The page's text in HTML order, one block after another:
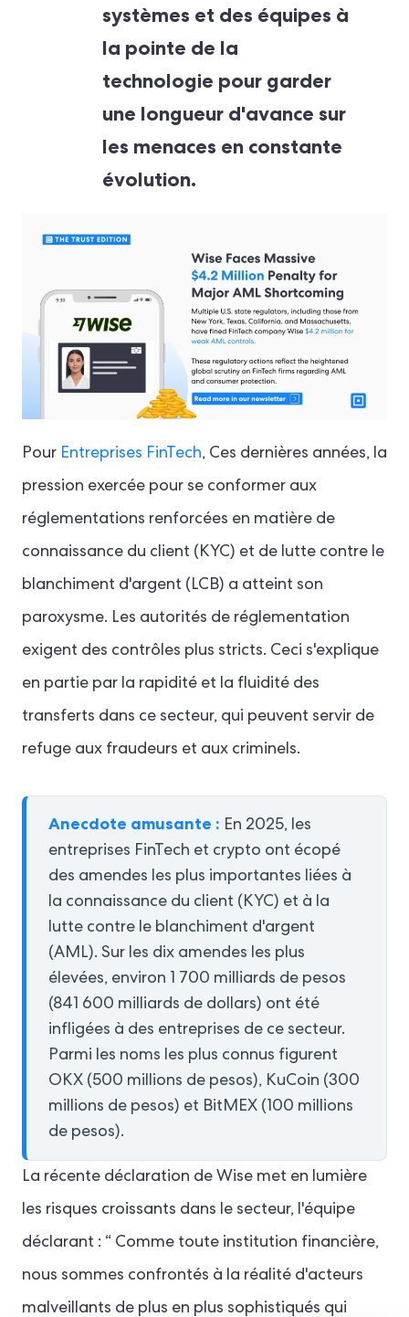
systèmes et des équipes à
la pointe de la
technologie pour garder
une longueur d'avance sur
les menaces en constante
évolution.
Pour Entreprises FinTech, Ces dernières années, la
pression exercée pour se conformer aux
réglementations renforcées en matière de
connaissance du client (KYC) et de lutte contre le
blanchiment d'argent (LCB) a atteint son
paroxysme. Les autorités de réglementation
exigent des contrôles plus stricts. Ceci s'explique
en partie par la rapidité et la fluidité des
transferts dans ce secteur, qui peuvent servir de
refuge aux fraudeurs et aux criminels.
Anecdote amusante : En 2025, les
entreprises FinTech et crypto ont écopé
des amendes les plus importantes liées à
la connaissance du client (KYC) et à la
lutte contre le blanchiment d'argent
(AML). Sur les dix amendes les plus
élevées, environ 1 700 milliards de pesos
(841 600 milliards de dollars) ont été
infligées à des entreprises de ce secteur.
Parmi les noms les plus connus figurent
OKX (500 millions de pesos), KuCoin (300
millions de pesos) et BitMEX (100 millions
de pesos).
La récente déclaration de Wise met en lumière
les risques croissants dans le secteur, l'équipe
déclarant : “ Comme toute institution financière,
nous sommes confrontés à la réalité d'acteurs
malveillants de plus en plus sophistiqués qui